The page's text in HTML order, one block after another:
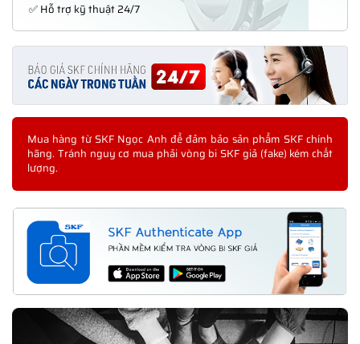
✅ Hỗ trợ kỹ thuật 24/7
Mua hàng từ SKF Ngọc Anh để đảm bảo sản phẩm SKF chính
hãng. Tránh nguy cơ mua phải vòng bi SKF giả (fake) kém chất
lượng.